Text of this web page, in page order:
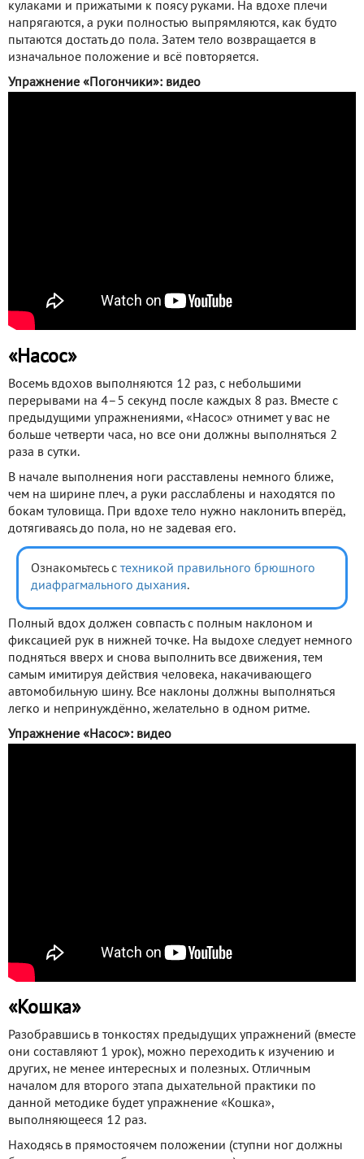
кулаками и прижатыми к поясу руками. На вдохе плечи
напрягаются, а руки полностью выпрямляются, как будто
пытаются достать до пола. Затем тело возвращается в
изначальное положение и всё повторяется.
Упражнение «Погончики»: видео
«Насос»
Восемь вдохов выполняются 12 раз, с небольшими
перерывами на 4–5 секунд после каждых 8 раз. Вместе с
предыдущими упражнениями, «Насос» отнимет у вас не
больше четверти часа, но все они должны выполняться 2
раза в сутки.
В начале выполнения ноги расставлены немного ближе,
чем на ширине плеч, а руки расслаблены и находятся по
бокам туловища. При вдохе тело нужно наклонить вперёд,
дотягиваясь до пола, но не задевая его.
Ознакомьтесь с техникой правильного брюшного
диафрагмального дыхания.
Полный вдох должен совпасть с полным наклоном и
фиксацией рук в нижней точке. На выдохе следует немного
подняться вверх и снова выполнить все движения, тем
самым имитируя действия человека, накачивающего
автомобильную шину. Все наклоны должны выполняться
легко и непринуждённо, желательно в одном ритме.
Упражнение «Насос»: видео
«Кошка»
Разобравшись в тонкостях предыдущих упражнений (вместе
они составляют 1 урок), можно переходить к изучению и
других, не менее интересных и полезных. Отличным
началом для второго этапа дыхательной практики по
данной методике будет упражнение «Кошка»,
выполняющееся 12 раз.
Находясь в прямостоячем положении (ступни ног должны